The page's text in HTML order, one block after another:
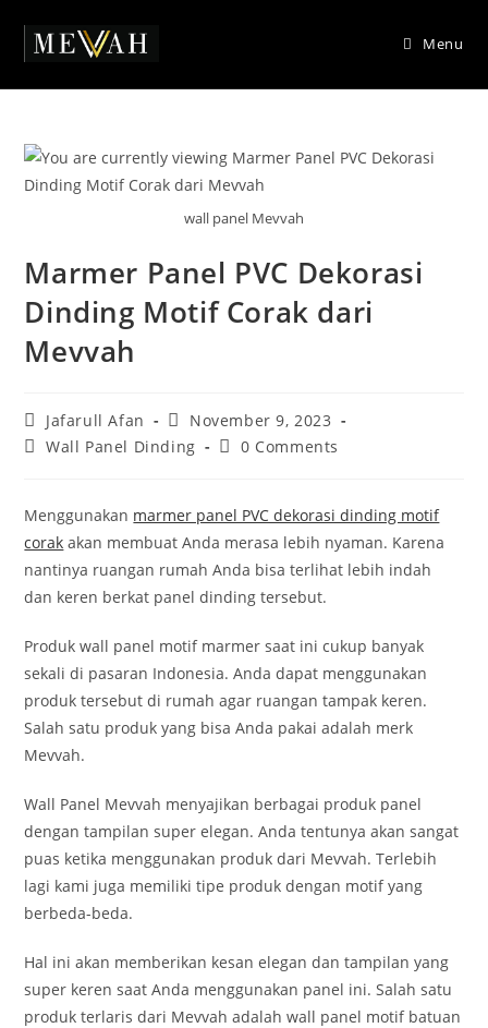
content
Menu
wall panel Mevvah
Marmer Panel PVC Dekorasi
Dinding Motif Corak dari
Mevvah
Post
author:
Jafarull Afan
Post
published:
November 9, 2023
PostWall Panel Dinding
Post0 Comments
Menggunakan marmer panel PVC dekorasi dinding motif
corak akan membuat Anda merasa lebih nyaman. Karena
nantinya ruangan rumah Anda bisa terlihat lebih indah
dan keren berkat panel dinding tersebut.
Produk wall panel motif marmer saat ini cukup banyak
sekali di pasaran Indonesia. Anda dapat menggunakan
produk tersebut di rumah agar ruangan tampak keren.
Salah satu produk yang bisa Anda pakai adalah merk
Mevvah.
Wall Panel Mevvah menyajikan berbagai produk panel
dengan tampilan super elegan. Anda tentunya akan sangat
puas ketika menggunakan produk dari Mevvah. Terlebih
lagi kami juga memiliki tipe produk dengan motif yang
berbeda-beda.
Hal ini akan memberikan kesan elegan dan tampilan yang
super keren saat Anda menggunakan panel ini. Salah satu
produk terlaris dari Mevvah adalah wall panel motif batuan